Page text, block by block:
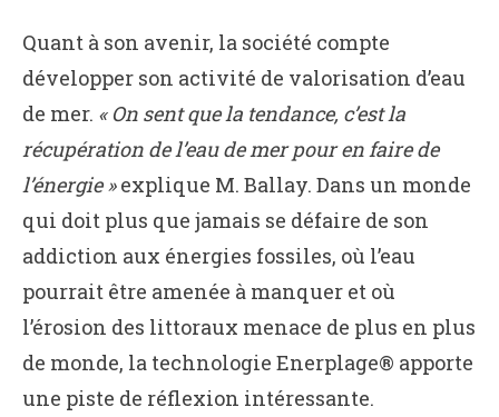
Quant à son avenir, la société compte
développer son activité de valorisation d’eau
de mer. « On sent que la tendance, c’est la
récupération de l’eau de mer pour en faire de
l’énergie »explique M. Ballay. Dans un monde
qui doit plus que jamais se défaire de son
addiction aux énergies fossiles, où l’eau
pourrait être amenée à manquer et où
l’érosion des littoraux menace de plus en plus
de monde, la technologie Enerplage® apporte
une piste de réflexion intéressante.